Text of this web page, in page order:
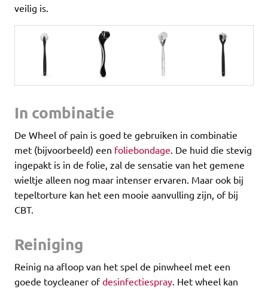
veilig is.
In combinatie
De Wheel of pain is goed te gebruiken in combinatie
met (bijvoorbeeld) een foliebondage. De huid die stevig
ingepakt is in de folie, zal de sensatie van het gemene
wieltje alleen nog maar intenser ervaren. Maar ook bij
tepeltorture kan het een mooie aanvulling zijn, of bij
CBT.
Reiniging
Reinig na afloop van het spel de pinwheel met een
goede toycleaner ofdesinfectiespray . Het wheel kan